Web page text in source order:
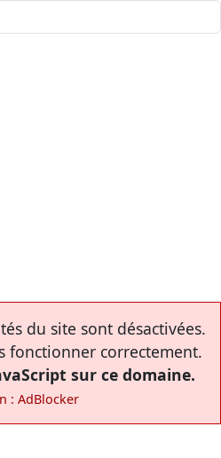
du site sont désactivées.
fonctionner correctement.
sur ce domaine.
: AdBlocker